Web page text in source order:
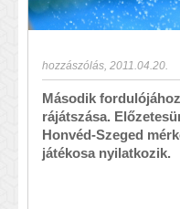
hozzászólás 2011.04.20.
Második
rájátszása.
Honvéd-Szeged
játékosa nyilatkozik.